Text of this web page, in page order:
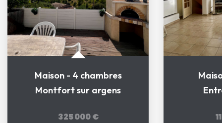
Maison - 4 chambres
Montfort sur argens
325 000 €